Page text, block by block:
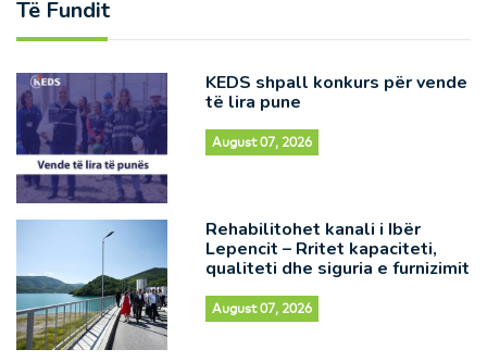
Të Fundit
KEDS shpall konkurs për vende
të lira pune
August 07, 2026
Rehabilitohet kanali i Ibër
Lepencit – Rritet kapaciteti,
qualiteti dhe siguria e furnizimit
August 07, 2026